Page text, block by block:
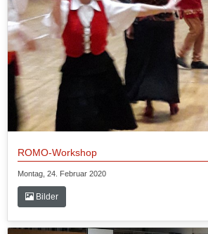
ROMO-Workshop
Montag, 24. Februar 2020
Bilder